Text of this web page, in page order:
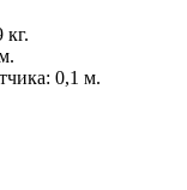
0,1 м.